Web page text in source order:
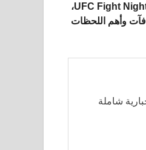
نتائج UFC Fight Night Kape Vs. Horiguchi 2،
وأهم اللحظات
شاملة